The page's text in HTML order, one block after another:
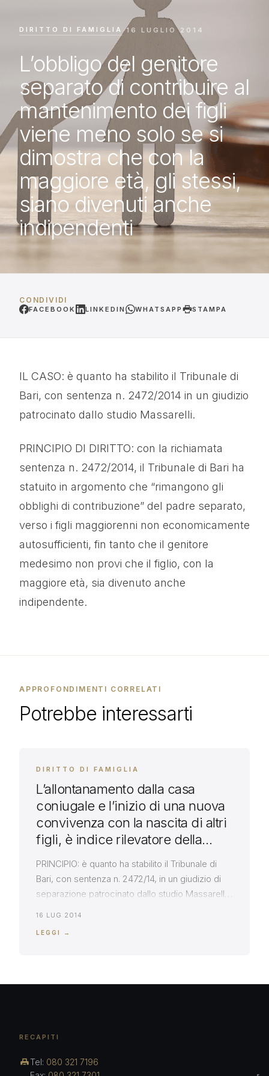
DIRITTO DI FAMIGLIA ·16 LUGLIO 2014
L’obbligo del genitore
separato di contribuire al
mantenimento dei figli
viene meno solo se si
dimostra che con la
maggiore età, gli stessi,
siano divenuti anche
indipendenti
CONDIVIDI
FACEBOOK LINKEDIN WHATSAPP STAMPA
IL CASO: è quanto ha stabilito il Tribunale di
Bari, con sentenza n. 2472/2014 in un giudizio
patrocinato dallo studio Massarelli.
PRINCIPIO DI DIRITTO: con la richiamata
sentenza n. 2472/2014, il Tribunale di Bari ha
statuito in argomento che “rimangono gli
obblighi di contribuzione” del padre separato,
verso i figli maggiorenni non economicamente
autosufficienti, fin tanto che il genitore
medesimo non provi che il figlio, con la
maggiore età, sia divenuto anche
indipendente.
APPROFONDIMENTI CORRELATI
Potrebbe interessarti
DIRITTO DI FAMIGLIA
L’allontanamento dalla casa
coniugale e l’inizio di una nuova
convivenza con la nascita di altri
figli, è indice rilevatore della
PRINCIPIO: è quanto ha stabilito il Tribunale di
Bari, con sentenza n. 2472/14, in un giudizio di
separazione patrocinato dallo studio Massarelli.
con la […]
16 LUG 2014
LEGGI →
RECAPITI
Tel: 080 321 7196